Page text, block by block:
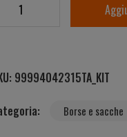
99994042315TA_KIT
Borse e sacche